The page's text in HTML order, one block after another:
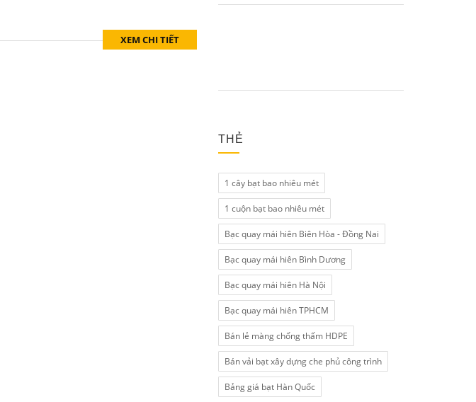
XEM CHI TIẾT
THẺ
1 cây bạt bao nhiêu mét
1 cuộn bạt bao nhiêu mét
Bạc quay mái hiên Biên Hòa - Đồng Nai
Bạc quay mái hiên Bình Dương
Bạc quay mái hiên Hà Nội
Bạc quay mái hiên TPHCM
Bán lẻ màng chống thấm HDPE
Bán vải bạt xây dựng che phủ công trình
Bảng giá bạt Hàn Quốc